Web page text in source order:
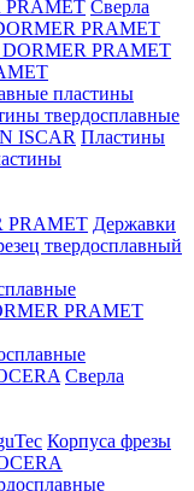
PRAMET Сверла
PRAMET
DORMER PRAMET
пластины
твердосплавные
ISCAR Пластины
PRAMET Державки
твердосплавный
PRAMET
Сверла
Корпуса фрезы